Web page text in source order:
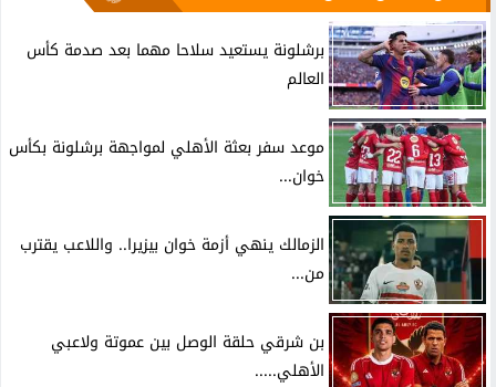
برشلونة يستعيد سلاحا مهما بعد صدمة كأس
العالم
موعد سفر بعثة الأهلي لمواجهة برشلونة بكأس
خوان...
الزمالك ينهي أزمة خوان بيزيرا.. واللاعب يقترب
من...
بن شرقي حلقة الوصل بين عموتة ولاعبي
الأهلي.....